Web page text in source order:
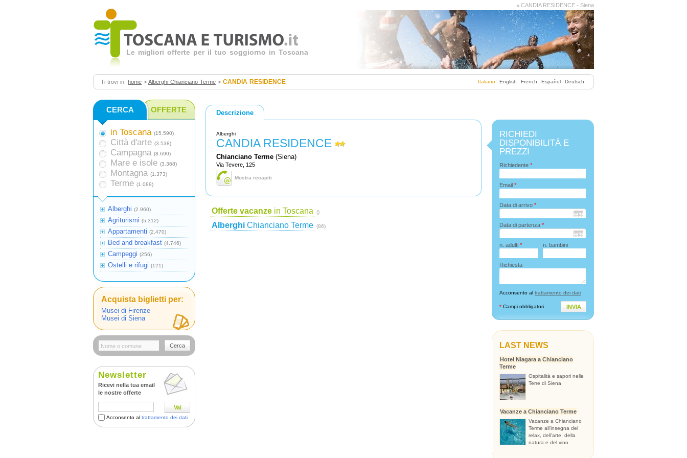
CANDIA RESIDENCE - Siena
Le migliori offerte per il tuo soggiorno in Toscana
Italiano English French Español Deutsch
Ti trovi in: home > Alberghi Chianciano Terme > CANDIA RESIDENCE
Descrizione
Alberghi
CANDIA RESIDENCE
Chianciano Terme (Siena)
Via Tevere, 125
Mostra recapiti
Offerte vacanze in Toscana ()
Alberghi Chianciano Terme (86)
CERCA OFFERTE
in Toscana (15.590)
Città d'arte (3.538)
Campagna (8.690)
Mare e isole (3.368)
Montagna (1.373)
Terme (1.089)
Alberghi (2.960)
Agriturismi (5.312)
Appartamenti (2.470)
Bed and breakfast (4.746)
Campeggi (256)
Ostelli e rifugi (121)
Acquista biglietti per:
Musei di Firenze
Musei di Siena
Cerca
Newsletter
Ricevi nella tua email
le nostre offerte
Vai
Acconsento al trattamento dei dati
RICHIEDI
DISPONIBILITÀ E
PREZZI
Richiedente *
Email *
Data di arrivo *
Data di partenza *
n. adulti * n. bambini
Richiesta
Acconsento al trattamento dei dati
INVIA
* Campi obbligatori
LAST NEWS
Hotel Niagara a Chianciano
Terme
Ospitalità e sapori nelle
Terre di Siena
Vacanze a Chianciano Terme
Vacanze a Chianciano
Terme all'insegna del
relax, dell'arte, della
natura e del vino